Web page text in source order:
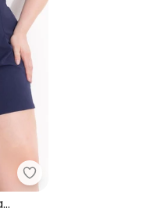
Marguerite - Shorts